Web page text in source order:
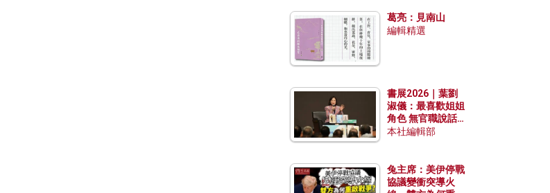
葛亮：見南山
編輯精選
書展2026｜葉劉
淑儀：最喜歡姐姐
角色 無官職說話
包袱少
本社編輯部
兔主席：美伊停戰
協議變衝突導火